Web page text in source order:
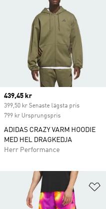
Current price
439,45 kr
399,50 kr Senaste lägsta pris
799 kr Ursprungspris
ADIDAS CRAZY VARM HOODIE
MED HEL DRAGKEDJA
Herr Performance